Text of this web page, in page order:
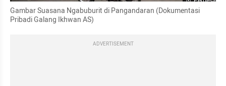
Gambar Suasana Ngabuburit di Pangandaran (Dokumentasi
Pribadi Galang Ikhwan AS)
ADVERTISEMENT